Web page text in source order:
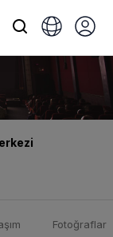
Fotoğraflar